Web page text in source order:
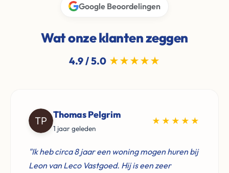
Google Beoordelingen
Wat onze klanten zeggen
4.9 / 5.0 ★★★★★
Thomas Pelgrim
1 jaar geleden
★★★★★
"Ik heb circa 8 jaar een woning mogen huren bij
Leon van Leco Vastgoed. Hij is een zeer